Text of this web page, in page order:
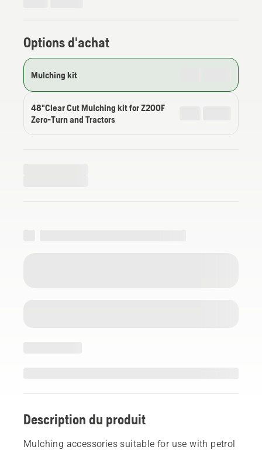
Options d'achat
Mulching kit
48"Clear Cut Mulching kit for Z200F
Zero-Turn and Tractors
Description du produit
Mulching accessories suitable for use with petrol